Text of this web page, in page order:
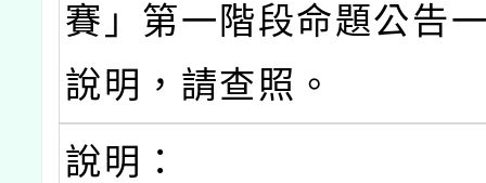
賽」第一階段命題公告
說明，請查照。
說明：